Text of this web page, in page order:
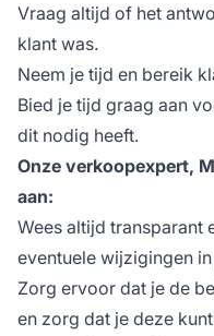
Vraag altijd of het
klant was.
Neem je tijd en bereik
Bied je tijd graag aan
dit nodig heeft.
Onze verkoopexpert,
aan:
Wees altijd transparant
eventuele wijzigingen
Zorg ervoor dat je de
en zorg dat je deze